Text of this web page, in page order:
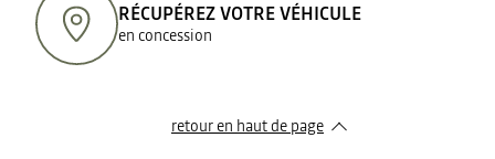
RÉCUPÉREZ VOTRE VÉHICULE
en concession
retour en haut de page​